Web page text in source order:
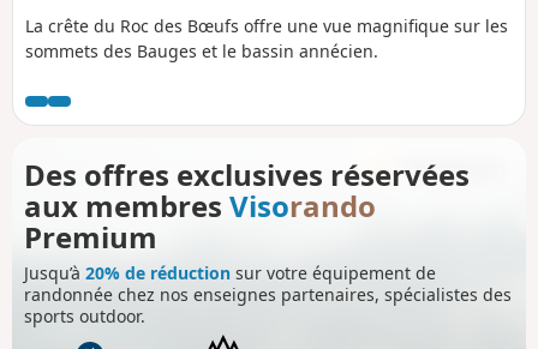
La crête du Roc des Bœufs offre une vue magnifique sur les
sommets des Bauges et le bassin annécien.
Des offres exclusives réservées
aux membres Visorando
Premium
Jusqu’à 20% de réduction sur votre équipement de
randonnée chez nos enseignes partenaires, spécialistes des
sports outdoor.